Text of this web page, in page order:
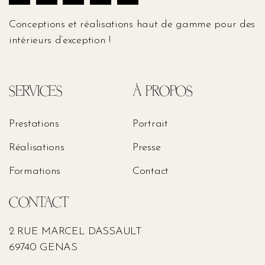
Conceptions et réalisations haut de gamme pour des
intérieurs d’exception !
SERVICES
Prestations
Réalisations
Formations
À PROPOS
Portrait
Presse
Contact
CONTACT
2 RUE MARCEL DASSAULT
69740 GENAS